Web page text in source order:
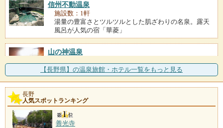
信州不動温泉
施設数：1軒
湯量の豊富さとツルツルとした肌ざわりの名泉。露天
風呂が人気の宿「華菱」
山の神温泉
150年の歴史ある天然鉱泉。善光寺の裏手の高台にたた
ずむ一軒宿は長野駅
奥裾花温泉
施設数：1軒
【長野県】の温泉旅館・ホテル一覧をもっと見る
長野
人気スポットランキング
善光寺